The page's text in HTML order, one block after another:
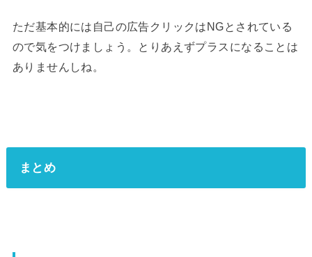
ただ基本的には自己の広告クリックはNGとされている
ので気をつけましょう。とりあえずプラスになることは
ありませんしね。
まとめ